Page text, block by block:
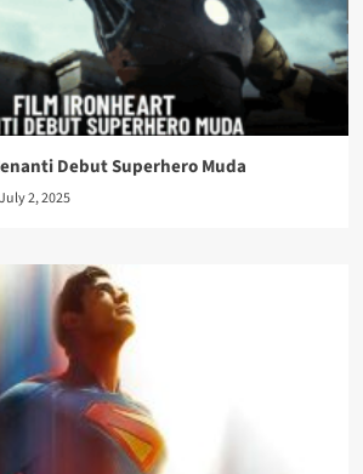
Debut Superhero Muda
July 2, 2025